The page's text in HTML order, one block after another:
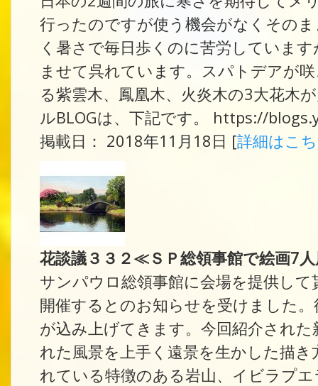
行ったのですが使う機会がなくその
く暑さで毎日歩くのに苦労していま
ませて呉れています。スパトデアが
る紫雲木、鳳凰木、火炎木の3大花木
ルBLOGは、下記です。 https://
掲載日： 2018年11月18日 [詳細はこ
花談議３３２≪ＳＰ総領事館で絵画
サンパウロ総領事館に会場を提供し
開催するとのお知らせを受けました
が込み上げてきます。今回紹介され
れた風景を上手く遠景を生かした描
れている特徴のある岩山、イビラプ